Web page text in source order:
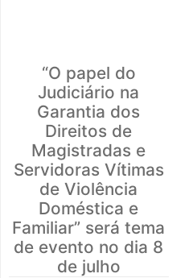
“O papel do
Judiciário na
Garantia dos
Direitos de
Magistradas e
Servidoras Vítimas
de Violência
Doméstica e
Familiar” será tema
de evento no dia 8
de julho